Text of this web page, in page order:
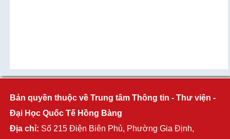
Bản quyền thuộc về Trung tâm Thông tin - Thư viện -
Đại Học Quốc Tế Hồng Bàng
Địa chỉ: Số 215 Điện Biên Phủ, Phường Gia Định,